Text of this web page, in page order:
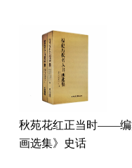
秋苑花红正当时——编
画选集》史话